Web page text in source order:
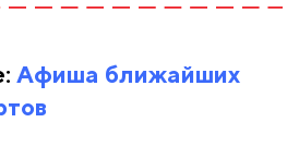
Афиша ближайших